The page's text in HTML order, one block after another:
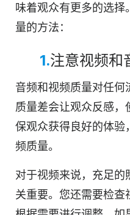
味着观众有更多的选择
量的方法：
1.注意视频和
音频和视频质量对任何
质量差会让观众反感，
保观众获得良好的体验
频质量。
对于视频来说，充足的
关重要。您还需要检查